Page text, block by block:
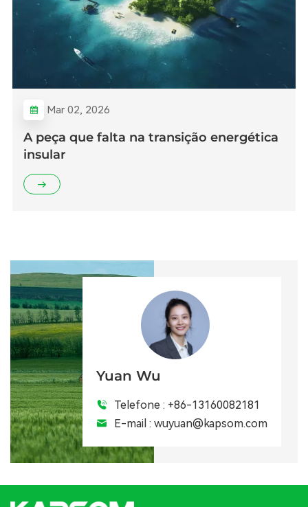
Mar 02, 2026
A peça que falta na transição energética
insular
Yuan Wu
Telefone : +86-13160082181
E-mail : wuyuan@kapsom.com